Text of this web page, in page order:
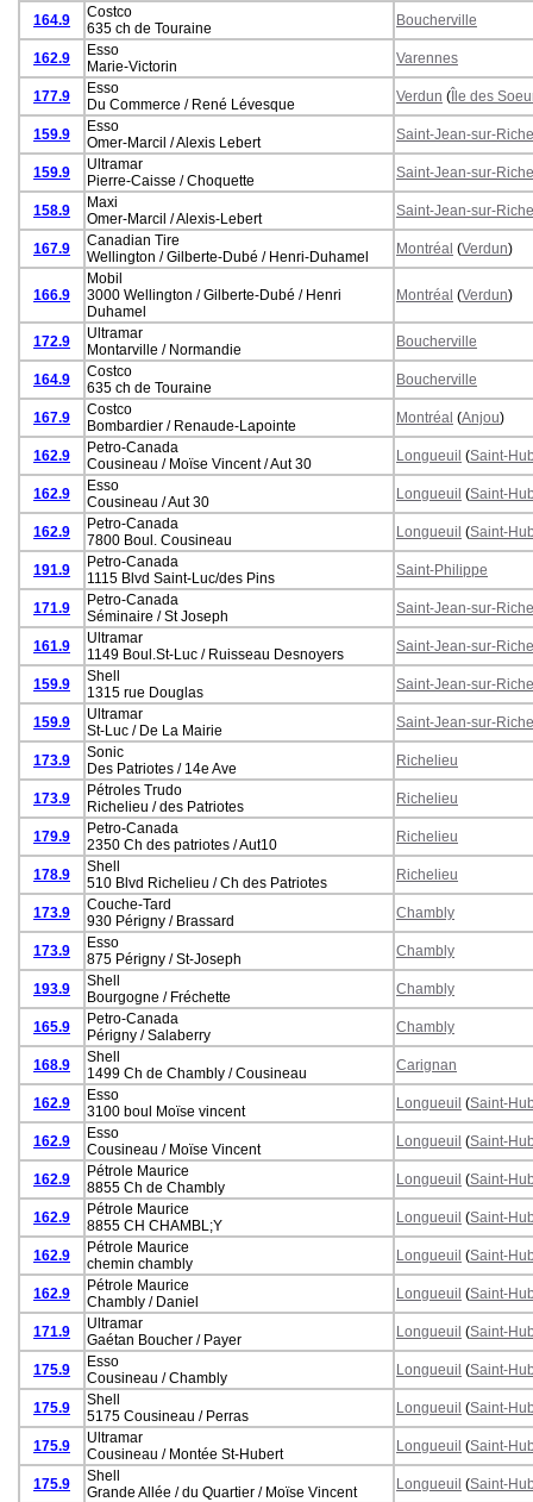
164.9
Costco
635 ch de Touraine
Boucherville
162.9
Esso
Marie-Victorin
Varennes
177.9
Esso
Du Commerce / René Lévesque
Verdun (Île des
159.9
Esso
Omer-Marcil / Alexis Lebert
Saint-Jean-sur-
159.9
Ultramar
Pierre-Caisse / Choquette
Saint-Jean-sur-
158.9
Maxi
Omer-Marcil / Alexis-Lebert
Saint-Jean-sur-
167.9
Canadian Tire
Wellington / Gilberte-Dubé / Henri-Duhamel
Montréal (Verdun)
166.9
Mobil
3000 Wellington / Gilberte-Dubé / Henri
Duhamel
Montréal (Verdun)
172.9
Ultramar
Montarville / Normandie
Boucherville
164.9
Costco
635 ch de Touraine
Boucherville
167.9
Costco
Bombardier / Renaude-Lapointe
Montréal (Anjou)
162.9
Petro-Canada
Cousineau / Moïse Vincent / Aut 30
Longueuil (Saint-
162.9
Esso
Cousineau / Aut 30
Longueuil (Saint-
162.9
Petro-Canada
7800 Boul. Cousineau
Longueuil (Saint-
191.9
Petro-Canada
1115 Blvd Saint-Luc/des Pins
Saint-Philippe
171.9
Petro-Canada
Séminaire / St Joseph
Saint-Jean-sur-
161.9
Ultramar
1149 Boul.St-Luc / Ruisseau Desnoyers
Saint-Jean-sur-
159.9
Shell
1315 rue Douglas
Saint-Jean-sur-
159.9
Ultramar
St-Luc / De La Mairie
Saint-Jean-sur-
173.9
Sonic
Des Patriotes / 14e Ave
Richelieu
173.9
Pétroles Trudo
Richelieu / des Patriotes
Richelieu
179.9
Petro-Canada
2350 Ch des patriotes / Aut10
Richelieu
178.9
Shell
510 Blvd Richelieu / Ch des Patriotes
Richelieu
173.9
Couche-Tard
930 Périgny / Brassard
Chambly
173.9
Esso
875 Périgny / St-Joseph
Chambly
193.9
Shell
Bourgogne / Fréchette
Chambly
165.9
Petro-Canada
Périgny / Salaberry
Chambly
168.9
Shell
1499 Ch de Chambly / Cousineau
Carignan
162.9
Esso
3100 boul Moïse vincent
Longueuil (Saint-
162.9
Esso
Cousineau / Moïse Vincent
Longueuil (Saint-
162.9
Pétrole Maurice
8855 Ch de Chambly
Longueuil (Saint-
162.9
Pétrole Maurice
8855 CH CHAMBL;Y
Longueuil (Saint-
162.9
Pétrole Maurice
chemin chambly
Longueuil (Saint-
162.9
Pétrole Maurice
Chambly / Daniel
Longueuil (Saint-
171.9
Ultramar
Gaétan Boucher / Payer
Longueuil (Saint-
175.9
Esso
Cousineau / Chambly
Longueuil (Saint-
175.9
Shell
5175 Cousineau / Perras
Longueuil (Saint-
175.9
Ultramar
Cousineau / Montée St-Hubert
Longueuil (Saint-
175.9
Shell
Grande Allée / du Quartier / Moïse Vincent
Longueuil (Saint-